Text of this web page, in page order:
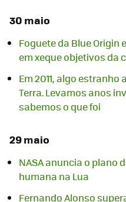
30 maio
Foguete da Blue Origin
em xeque objetivos da
Em 2011, algo
Terra. Levamos anos
sabemos o que foi
29 maio
NASA anuncia o plano
humana na Lua
Fernando Alonso